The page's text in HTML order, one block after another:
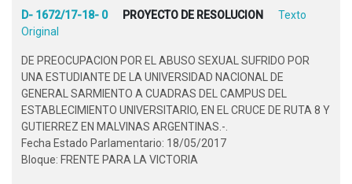
D- 1672/17-18- 0 PROYECTO DE RESOLUCION
Texto
Original
DE PREOCUPACION POR EL ABUSO SEXUAL SUFRIDO POR
UNA ESTUDIANTE DE LA UNIVERSIDAD NACIONAL DE
GENERAL SARMIENTO A CUADRAS DEL CAMPUS DEL
ESTABLECIMIENTO UNIVERSITARIO, EN EL CRUCE DE RUTA 8 Y
GUTIERREZ EN MALVINAS ARGENTINAS.-.
Fecha Estado Parlamentario: 18/05/2017
Bloque: FRENTE PARA LA VICTORIA